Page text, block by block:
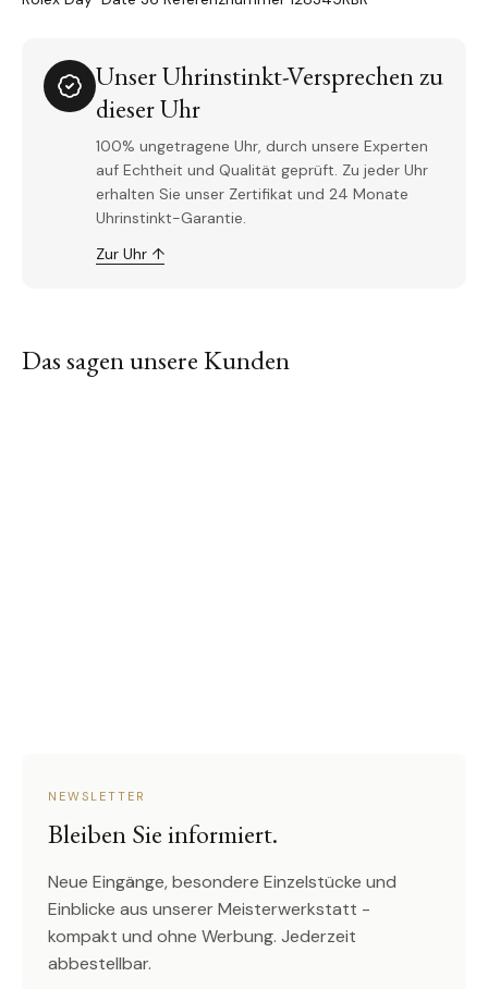
Unser Uhrinstinkt-Versprechen zu
dieser Uhr
100% ungetragene Uhr, durch unsere Experten
auf Echtheit und Qualität geprüft. Zu jeder Uhr
erhalten Sie unser Zertifikat und 24 Monate
Uhrinstinkt-Garantie.
Zur Uhr ↑
Das sagen unsere Kunden
NEWSLETTER
Bleiben Sie informiert.
Neue Eingänge, besondere Einzelstücke und
Einblicke aus unserer Meisterwerkstatt -
kompakt und ohne Werbung. Jederzeit
abbestellbar.